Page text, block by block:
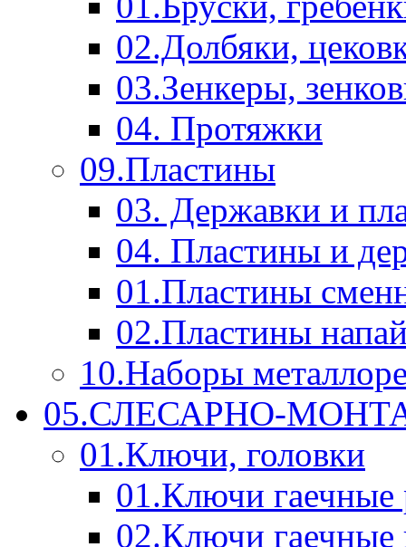
02.Долбяки,
03.Зенкеры,
04. Протяжки
09.Пластины
03. Державки и
04. Пластины и
01.Пластины
02.Пластины
10.Наборы
05.СЛЕСАРНО-
01.Ключи, головки
01.Ключи
02.Ключи